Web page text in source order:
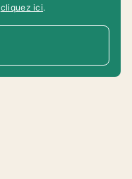
cliquez ici.